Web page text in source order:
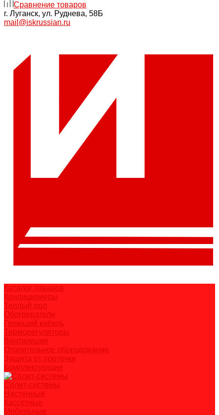
Сравнение товаров
г. Луганск, ул. Руднева, 58Б
mail@iskrussian.ru
Каталог товаров
Кондиционеры
Теплый пол
Обогреватели
Греющий кабель
Терморегуляторы
Вентиляция
Отопительное оборудование
Защита от протечки
Комплектующие
Сплит-системы
Настенные
Кассетные
Мобильные